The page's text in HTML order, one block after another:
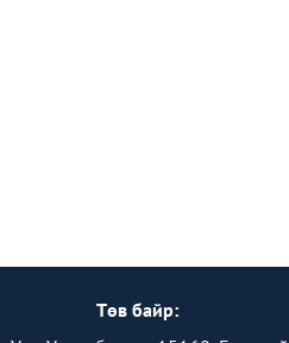
Төв байр: